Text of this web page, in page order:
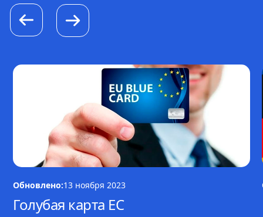
Обновлено:13 ноября 2023
Голубая карта ЕС